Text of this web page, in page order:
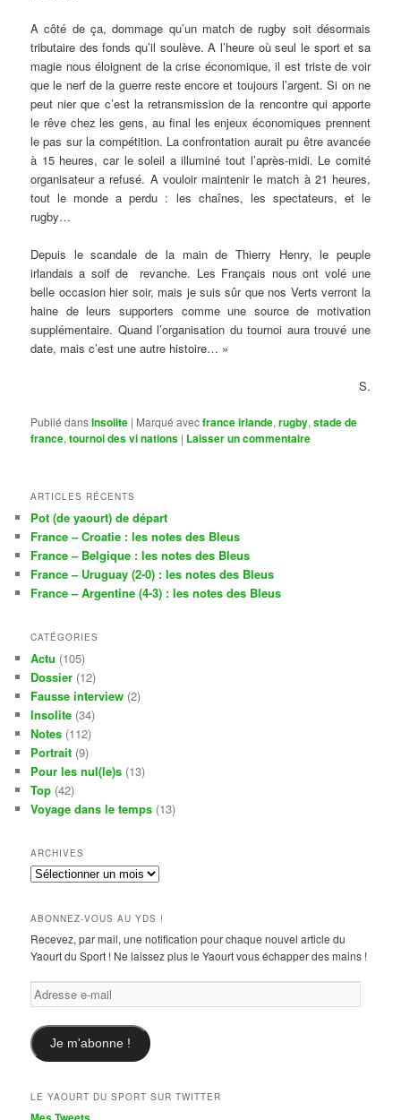
A côté de ça, dommage qu’un match de rugby soit désormais
tributaire des fonds qu’il soulève. A l’heure où seul le sport et sa
magie nous éloignent de la crise économique, il est triste de voir
que le nerf de la guerre reste encore et toujours l’argent. Si on ne
peut nier que c’est la retransmission de la rencontre qui apporte
le rêve chez les gens, au final les enjeux économiques prennent
le pas sur la compétition. La confrontation aurait pu être avancée
à 15 heures, car le soleil a illuminé tout l’après-midi. Le comité
organisateur a refusé. A vouloir maintenir le match à 21 heures,
tout le monde a perdu : les chaînes, les spectateurs, et le
rugby…
Depuis le scandale de la main de Thierry Henry, le peuple
irlandais a soif de revanche. Les Français nous ont volé une
belle occasion hier soir, mais je suis sûr que nos Verts verront la
haine de leurs supporters comme une source de motivation
supplémentaire. Quand l’organisation du tournoi aura trouvé une
date, mais c’est une autre histoire… »
S.
Publié dansInsolite | Marqué avecfrance irlande,rugby,stade de
france,tournoi des vi nations | Laisser un commentaire
ARTICLES RÉCENTS
Pot (de yaourt) de départ
France – Croatie : les notes des Bleus
France – Belgique : les notes des Bleus
France – Uruguay (2-0) : les notes des Bleus
France – Argentine (4-3) : les notes des Bleus
CATÉGORIES
Actu (105)
Dossier (12)
Fausse interview (2)
Insolite (34)
Notes (112)
Portrait (9)
Pour les nul(le)s (13)
Top (42)
Voyage dans le temps (13)
ARCHIVES
Archives
ABONNEZ-VOUS AU YDS !
Recevez, par mail, une notification pour chaque nouvel article du
Yaourt du Sport ! Ne laissez plus le Yaourt vous échapper des mains !
Adresse
e-
mail
Je m'abonne !
LE YAOURT DU SPORT SUR TWITTER